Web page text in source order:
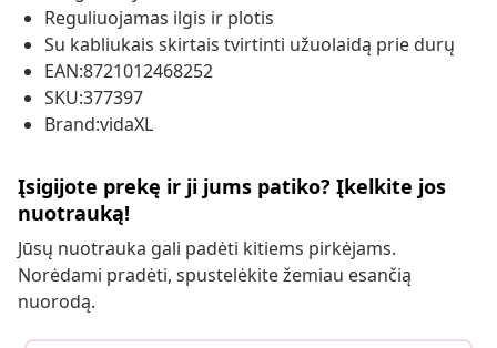
Reguliuojamas ilgis ir plotis
Su kabliukais skirtais tvirtinti užuolaidą prie durų
EAN:8721012468252
SKU:377397
Brand:vidaXL
Įsigijote prekę ir ji jums patiko? Įkelkite jos
nuotrauką!
Jūsų nuotrauka gali padėti kitiems pirkėjams.
Norėdami pradėti, spustelėkite žemiau esančią
nuorodą.